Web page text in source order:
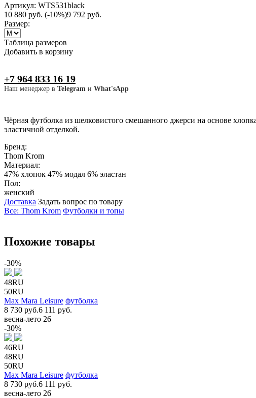
Артикул: WTS531black
10 880 руб. (-10%)9 792 руб.
Размер:
Таблица размеров
Добавить в корзину
+7 964 833 16 19
Наш менеджер в Telegram и What'sApp
Чёрная футболка из шелковистого смешанного джерси на основе
эластичной отделкой.
Бренд:
Thom Krom
Материал:
47% хлопок 47% модал 6% эластан
Пол:
женский
Доставка Задать вопрос по товару
Все: Thom Krom Футболки и топы
Похожие товары
-30%
48RU
50RU
Max Mara Leisure футболка
8 730 руб.6 111 руб.
весна-лето 26
-30%
46RU
48RU
50RU
Max Mara Leisure футболка
8 730 руб.6 111 руб.
весна-лето 26